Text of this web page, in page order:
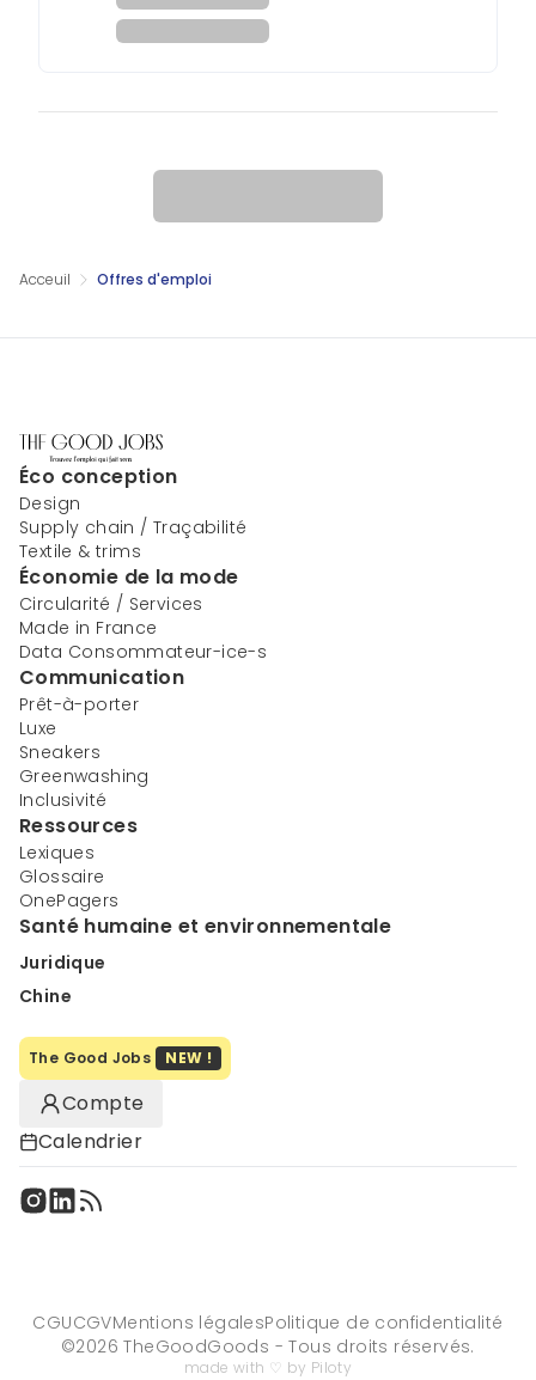
Acceuil Offres d'emploi
Éco conception
Design
Supply chain / Traçabilité
Textile & trims
Économie de la mode
Circularité / Services
Made in France
Data Consommateur-ice-s
Communication
Prêt-à-porter
Luxe
Sneakers
Greenwashing
Inclusivité
Ressources
Lexiques
Glossaire
OnePagers
Santé humaine et environnementale
Juridique
Chine
The Good Jobs NEW !
Compte
Calendrier
CGUCGVMentions légalesPolitique de confidentialité
©2026 TheGoodGoods - Tous droits réservés.
made with ♡ by Piloty